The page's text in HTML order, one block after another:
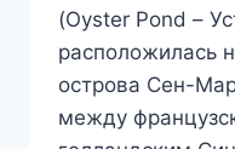
(Oyster Pond –
расположилась
острова Сен-
между